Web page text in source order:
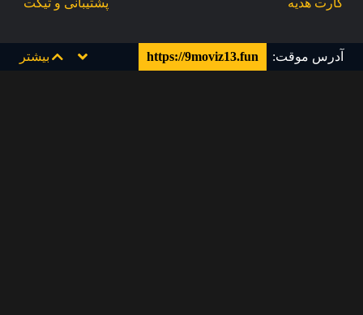
آدرس موقت: https://9moviz13.fun بیشتر
کارت هدیه
پشتیبانی و تیکت
Info [at] 9movie [dot] tv